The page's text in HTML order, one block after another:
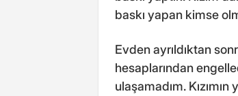
baskı yapan kimse
Evden ayrıldıktan
hesaplarından
ulaşamadım.